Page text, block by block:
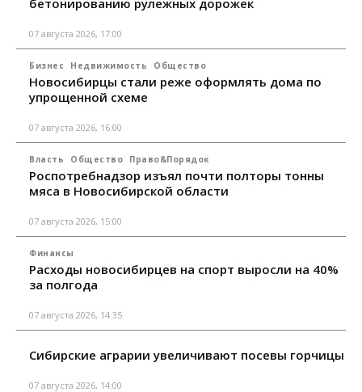
07 августа 2026, 17:00
Бизнес Недвижимость Общество
Новосибирцы стали реже оформлять дома по
упрощенной схеме
07 августа 2026, 16:00
Власть Общество Право&Порядок
Роспотребнадзор изъял почти полторы тонны
мяса в Новосибирской области
07 августа 2026, 15:00
Финансы
Расходы новосибирцев на спорт выросли на 40%
за полгода
07 августа 2026, 14:35
Сибирские аграрии увеличивают посевы горчицы
07 августа 2026, 14:00